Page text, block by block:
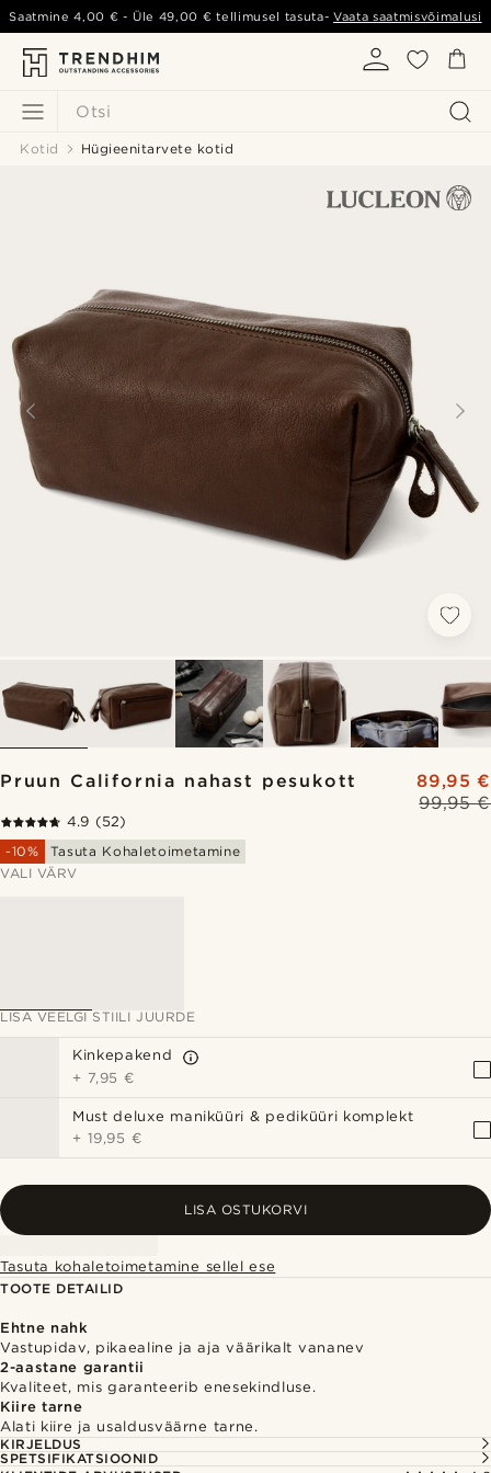
Otsi
Saatmine4,00 € - Üle 49,00 € tellimusel tasuta-Vaata saatmisvõimalusi
Kotid Hügieenitarvete kotid
Pruun California nahast pesukott
99,95 €
89,95 €
4.9 (52)
-10%
Tasuta Kohaletoimetamine
VALI VÄRV
LISA VEELGI STIILI JUURDE
Kinkepakend
+ 7,95 €
Must deluxe maniküüri & pediküüri komplekt
+ 19,95 €
LISA OSTUKORVI
Tasuta kohaletoimetamine sellel ese
TOOTE DETAILID
Ehtne nahk
Vastupidav, pikaealine ja aja väärikalt vananev
2-aastane garantii
Kvaliteet, mis garanteerib enesekindluse.
Kiire tarne
Alati kiire ja usaldusväärne tarne.
KIRJELDUS
SPETSIFIKATSIOONID